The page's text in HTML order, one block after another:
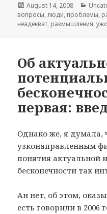
Posted
on
August 14, 2008
вопросы,люди, проблемы,
неадекват, размышления,
Об
первая:
Однако же, я думала,
узконаправленным
понятия актуальной
бесконечности так
Ан нет, об этом,
есть говорили в 2006